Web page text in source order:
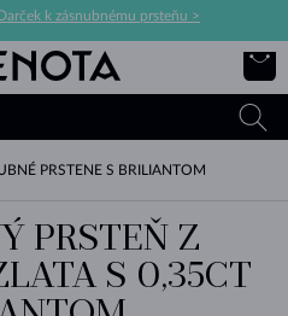
k zásnubnému prsteňu >
PRSTENE S BRILIANTOM
PRSTEŇ Z
S 0,35CT